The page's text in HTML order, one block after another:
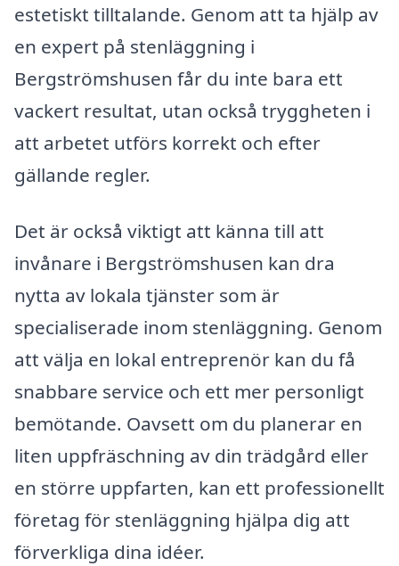
estetiskt tilltalande. Genom att ta hjälp av
en expert på stenläggning i
Bergströmshusen får du inte bara ett
vackert resultat, utan också tryggheten i
att arbetet utförs korrekt och efter
gällande regler.
Det är också viktigt att känna till att
invånare i Bergströmshusen kan dra
nytta av lokala tjänster som är
specialiserade inom stenläggning. Genom
att välja en lokal entreprenör kan du få
snabbare service och ett mer personligt
bemötande. Oavsett om du planerar en
liten uppfräschning av din trädgård eller
en större uppfarten, kan ett professionellt
företag för stenläggning hjälpa dig att
förverkliga dina idéer.